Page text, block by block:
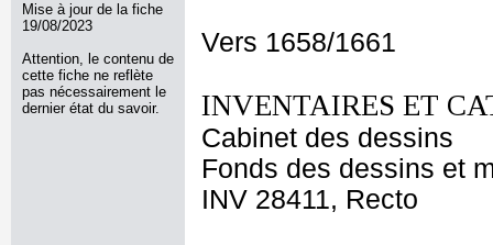
Mise à jour de la fiche
19/08/2023
Attention, le contenu de
cette fiche ne reflète
pas nécessairement le
dernier état du savoir.
Vers 1658/1661
INVENTAIRES ET
Cabinet des dessins
Fonds des dessins et
INV 28411, Recto